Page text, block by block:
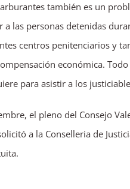
también es un
las personas detenidas
centros penitenciarios y
económica.
para asistir a los
el pleno del Consejo
a la Conselleria de